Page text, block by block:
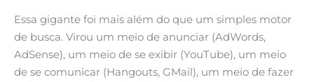
Essa gigante foi mais além do que um simples motor
de busca. Virou um meio de anunciar (AdWords,
AdSense), um meio de se exibir (YouTube), um meio
de se comunicar (Hangouts, GMail), um meio de fazer